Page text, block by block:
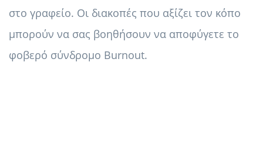
στο γραφείο. Οι διακοπές που αξίζει τον κόπο
μπορούν να σας βοηθήσουν να αποφύγετε το
φοβερό σύνδρομο Burnout.